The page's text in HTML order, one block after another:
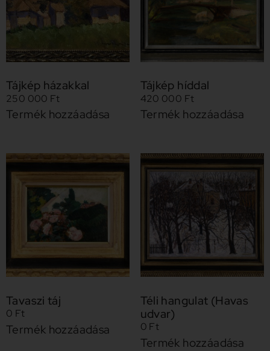
Tájkép házakkal
250 000 Ft
Termék hozzáadása
Tájkép híddal
420 000 Ft
Termék hozzáadása
Tavaszi táj
0 Ft
Termék hozzáadása
Téli hangulat (Havas
udvar)
0 Ft
Termék hozzáadása